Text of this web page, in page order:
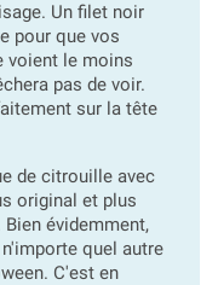
Un filet noir
pour que vos
voient le moins
pas de voir.
sur la tête
de citrouille avec
original et plus
évidemment,
quel autre
C'est en